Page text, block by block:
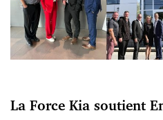
La Force Kia soutient